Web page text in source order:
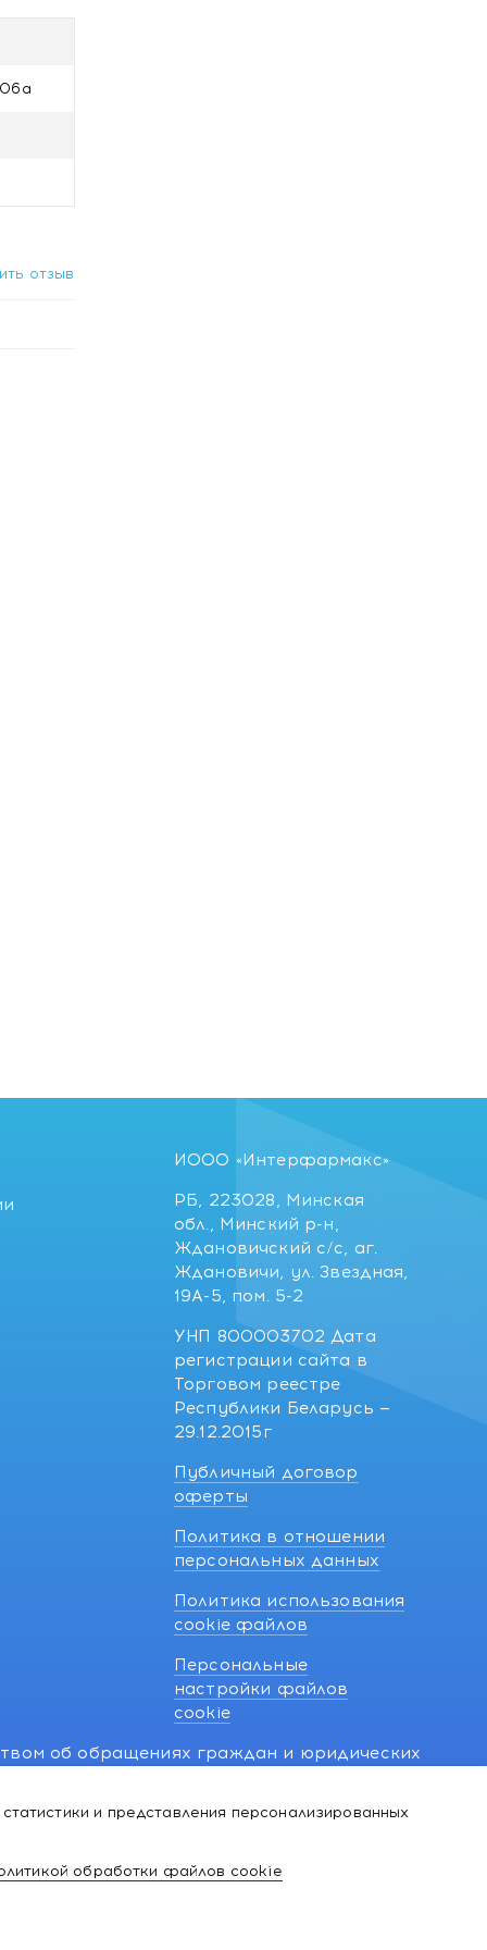
отзыв
и представления персонализированных
обработки файлов cookie
ИООО «Интерфармакс»
РБ, 223028, Минская
обл., Минский р-н,
Ждановичский с/с, аг.
Ждановичи, ул. Звездная,
19А-5, пом. 5-2
УНП 800003702 Дата
регистрации сайта в
Торговом реестре
Республики Беларусь —
29.12.2015г
Публичный договор
оферты
Политика в отношении
персональных данных
Политика использования
cookie файлов
Персональные
настройки файлов
cookie
об обращениях граждан и юридических
нарушении их прав, предусмотренных